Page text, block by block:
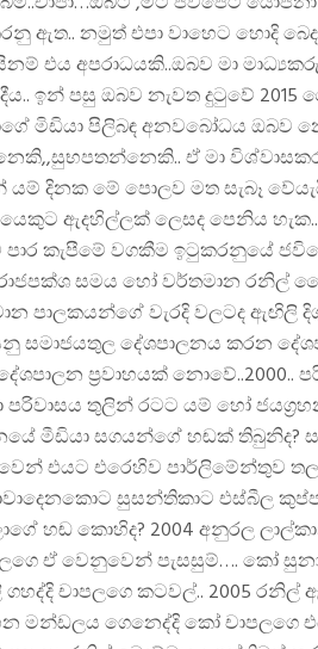
ඇත.. නමුත් එපා වාහෙට හොදි
එය අපරාධයකි..ඔබව මා
ඉන් පසු ඔබව නැවත දුටුවේ 2015
මිඩියා පිලිබඳ අනවබෝධය ඔබව
ඒ මා
දිනක මේ පොලව මත සැබෑ
ඇදහිල්ලක් ලෙසද පෙනිය
කැපීමේ වගකීම ඉටුකරනුයේ
සමය හෝ වර්තමාන රනිල්
පාලකයන්ගේ වැරදි වලටද ඇඟිලි
සමාජයතුල දේශපාලනය කරන
ප්‍රවාහයක් නොවේ..2000..
තුලින් රටට යම් හෝ
මීඩියා සගයන්ගේ හඬක් තිබුනිද?
එයට එරෙහිව පාර්ලිමේන්තුව
සුසන්තිකාට එස්බීල
හඬ කොහිද? 2004 අනුරල
ඒ වෙනුවෙන් පැසසුම්…. කෝ
චාපලගෙ කටවල්.. 2005
මන්ඩලය ගෙනෙද්දි කෝ